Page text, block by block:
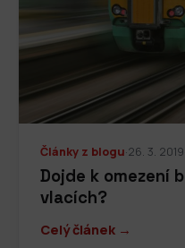
Články z blogu·26. 3. 2019
Dojde k omezení
vlacích?
Celý článek →